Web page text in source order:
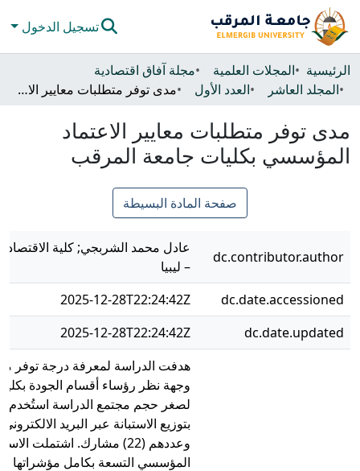
تسجيل الدخول
المجتمعات والحاويات
كل دي سبيس
الإحصائيات
الرئيسية المجلات العلمية
مجلة آفاق اقتصادية
المجلد العاشر
العدد الأول مدى توفر متطلبات معايير الاعتماد المؤسسي بكليات جامعة المرقب
مدى توفر متطلبات معايير الاعتماد
المؤسسي بكليات جامعة المرقب
صفحة المادة البسيطة
dc.contributor.author
عادل محمد الشربجي; كلية
– ليبيا
dc.date.accessioned
2025-12-28T22:24:42Z
dc.date.updated
2025-12-28T22:24:42Z
هدفت الدراسة لمعرفة درجة توفر
وجهة نظر رؤساء أقسام الجودة
لصغر حجم مجتمع الدراسة استُخدم
بتوزيع الاستبانة عبر البريد
وعددهم (22) مشارك. اشتملت